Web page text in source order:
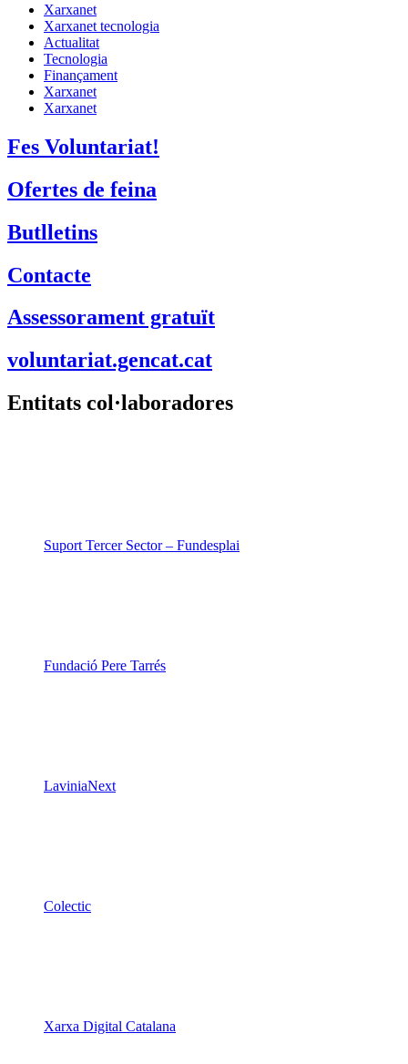
Xarxanet
Xarxanet tecnologia
Actualitat
Tecnologia
Finançament
Xarxanet
Xarxanet
Fes Voluntariat!
Ofertes de feina
Butlletins
Contacte
Assessorament gratuït
voluntariat.gencat.cat
Entitats col·laboradores
Suport Tercer Sector – Fundesplai
Fundació Pere Tarrés
LaviniaNext
Colectic
Xarxa Digital Catalana